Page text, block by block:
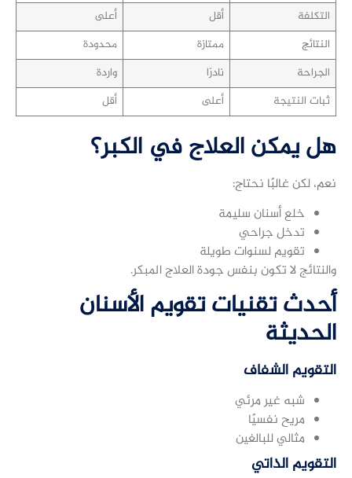
التكلفة
أقل
أعلى
النتائج
ممتازة
محدودة
الجراحة
نادرًا
واردة
ثبات النتيجة
أعلى أقل
هل يمكن العلاج في الكبر؟
نعم، لكن غالبًا نحتاج:
خلع أسنان سليمة
تدخل جراحي
تقويم لسنوات طويلة
والنتائج لا تكون بنفس جودة العلاج المبكر.
أحدث تقنيات تقويم الأسنان
الحديثة
التقويم الشفاف
شبه غير مرئي
مريح نفسيًا
مثالي للبالغين
التقويم الذاتي